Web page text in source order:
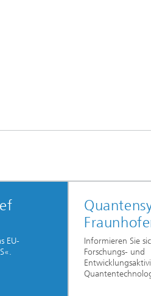
EU-
Informieren Sie
Forschungs- und